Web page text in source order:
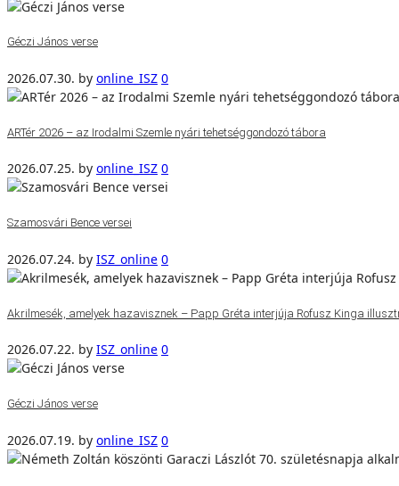
Géczi János verse
2026.07.30. by online_ISZ 0
ARTér 2026 – az Irodalmi Szemle nyári tehetséggondozó tábora
2026.07.25. by online_ISZ 0
Szamosvári Bence versei
2026.07.24. by ISZ_online 0
Akrilmesék, amelyek hazavisznek – Papp Gréta interjúja Rofusz Kinga
2026.07.22. by ISZ_online 0
Géczi János verse
2026.07.19. by online_ISZ 0